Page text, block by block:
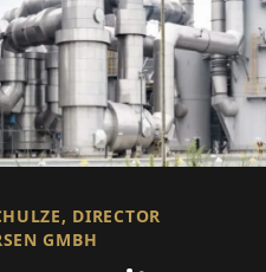
DIRECTOR
GMBH